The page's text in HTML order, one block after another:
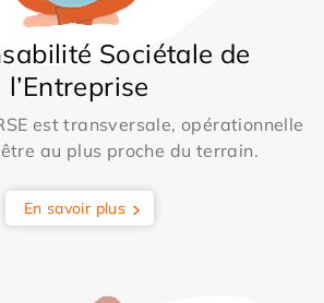
Sociétale de
l’Entreprise
est transversale, opérationnelle
au plus proche du terrain.
En savoir plus